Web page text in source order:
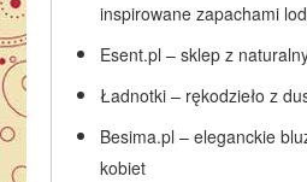
inspirowane zapachami
Esent.pl – sklep z
Ładnotki – rękodzieło z
Besima.pl – eleganckie
kobiet